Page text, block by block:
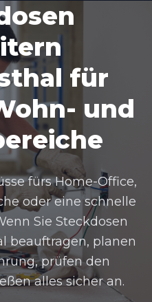
für
und
fürs Home-Office,
oder eine schnelle
Sie Steckdosen
beauftragen, planen
prüfen den
alles sicher an.